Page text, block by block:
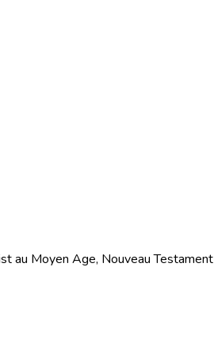
au Moyen Age, Nouveau Testament